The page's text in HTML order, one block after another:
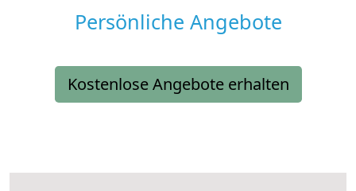
Persönliche Angebote
Kostenlose Angebote erhalten